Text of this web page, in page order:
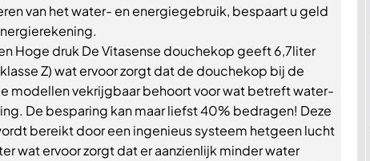
van het water- en energiegebruik, bespaart u geld
Hoge druk De Vitasense douchekop geeft 6,7liter
Z) wat ervoor zorgt dat de douchekop bij de
modellen vekrijgbaar behoort voor wat betreft water-
De besparing kan maar liefst 40% bedragen! Deze
bereikt door een ingenieus systeem hetgeen lucht
wat ervoor zorgt dat er aanzienlijk minder water